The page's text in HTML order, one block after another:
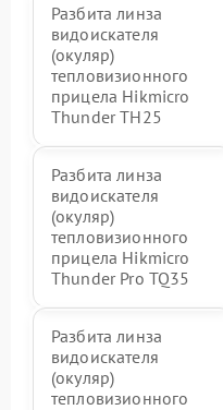
Разбита линза
видоискателя
(окуляр)
тепловизионного
прицела Hikmicro
Thunder TH25
Разбита линза
видоискателя
(окуляр)
тепловизионного
прицела Hikmicro
Thunder Pro TQ35
Разбита линза
видоискателя
(окуляр)
тепловизионного